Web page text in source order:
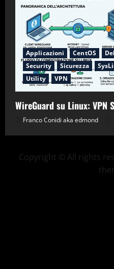
Applicazioni CentOS
Security
Sicurezza
Utility
VPN
WireGuard su Linux: VPN
Franco Conidi aka edmond
Copyright © All rights